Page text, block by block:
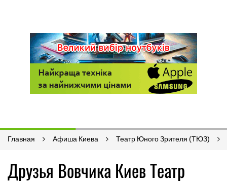
Главная Афиша Киева Театр Юного Зрителя (ТЮЗ)
Друзья Вовчика Киев Театр